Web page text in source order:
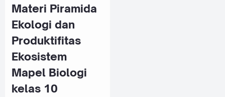
Materi Piramida
Ekologi dan
Produktifitas
Ekosistem
Mapel Biologi
kelas 10